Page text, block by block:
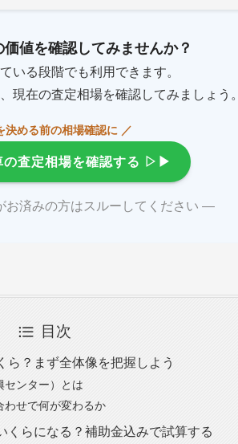
値を確認してみませんか？
いる段階でも利用できます。
現在の査定相場を確認してみましょう。
決める前の相場確認に ／
査定相場を確認する ▷▶
済みの方はスルーしてください ―
目次
ら？まず全体像を把握しよう
センター）とは
わせで何が変わるか
くらになる？補助金込みで試算する